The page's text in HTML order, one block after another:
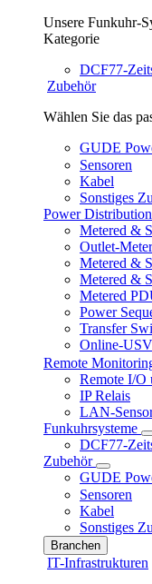
Unsere Funkuhr-
Kategorie
DCF77-
Zubehör
Wählen Sie das
GUDE
Sensoren
Kabel
Sonstiges
Power
Metered &
Outlet-
Metered &
Metered &
Metered
Power
Transfer
Online-USV
Remote
Remote I/O
IP Relais
LAN-
Funkuhrsysteme
DCF77-
Zubehör
GUDE
Sensoren
Kabel
Sonstiges
Branchen
IT-Infrastrukturen